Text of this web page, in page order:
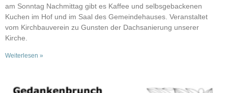
am Sonntag Nachmittag gibt es Kaffee und selbsgebackenen
Kuchen im Hof und im Saal des Gemeindehauses. Veranstaltet
vom Kirchbauverein zu Gunsten der Dachsanierung unserer
Kirche.
Weiterlesen »